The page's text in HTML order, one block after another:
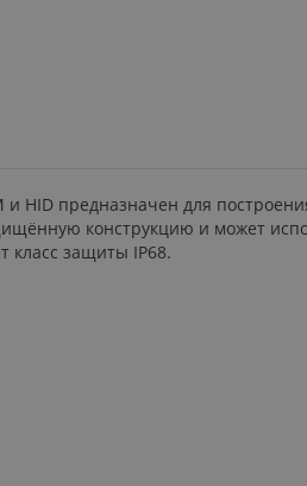
НID предназначен для
конструкцию и может
класс защиты IР68.